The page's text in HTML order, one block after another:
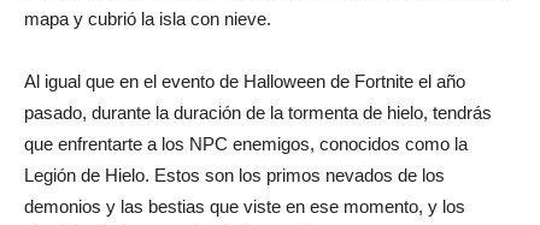
mapa y cubrió la isla con nieve.
Al igual que en el evento de Halloween de Fortnite el año
pasado, durante la duración de la tormenta de hielo, tendrás
que enfrentarte a los NPC enemigos, conocidos como la
Legión de Hielo. Estos son los primos nevados de los
demonios y las bestias que viste en ese momento, y los